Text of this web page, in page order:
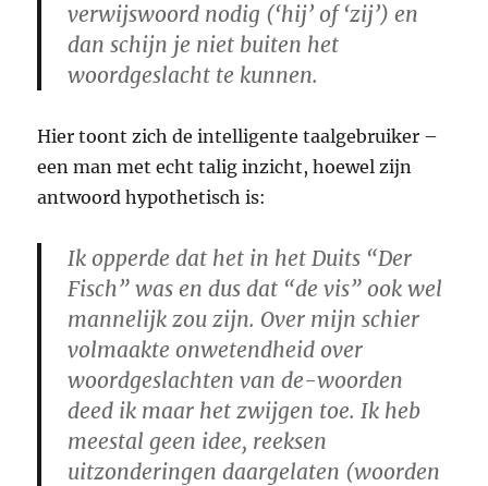
verwijswoord nodig (‘hij’ of ‘zij’) en
dan schijn je niet buiten het
woordgeslacht te kunnen.
Hier toont zich de intelligente taalgebruiker –
een man met echt talig inzicht, hoewel zijn
antwoord hypothetisch is:
Ik opperde dat het in het Duits “Der
Fisch” was en dus dat “de vis” ook wel
mannelijk zou zijn. Over mijn schier
volmaakte onwetendheid over
woordgeslachten van de-woorden
deed ik maar het zwijgen toe. Ik heb
meestal geen idee, reeksen
uitzonderingen daargelaten (woorden